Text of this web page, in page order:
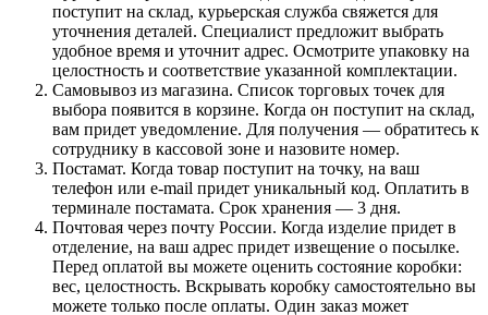
поступит на склад, курьерская служба свяжется для
уточнения деталей. Специалист предложит выбрать
удобное время и уточнит адрес. Осмотрите упаковку на
целостность и соответствие указанной комплектации.
Самовывоз из магазина. Список торговых точек для
выбора появится в корзине. Когда он поступит на склад,
вам придет уведомление. Для получения — обратитесь к
сотруднику в кассовой зоне и назовите номер.
Постамат. Когда товар поступит на точку, на ваш
телефон или e-mail придет уникальный код. Оплатить в
терминале постамата. Срок хранения — 3 дня.
Почтовая через почту России. Когда изделие придет в
отделение, на ваш адрес придет извещение о посылке.
Перед оплатой вы можете оценить состояние коробки:
вес, целостность. Вскрывать коробку самостоятельно вы
можете только после оплаты. Один заказ может